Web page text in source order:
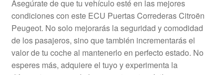
Transporte
Asegúrate de que tu vehículo esté en las mejores
condiciones con este ECU Puertas Correderas Citroën
Peugeot. No solo mejorarás la seguridad y comodidad
de los pasajeros, sino que también incrementarás el
valor de tu coche al mantenerlo en perfecto estado. No
esperes más, adquiere el tuyo y experimenta la